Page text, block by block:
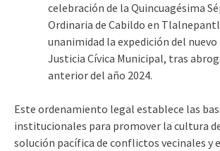
celebración de la Quincuagésima
Ordinaria de Cabildo en
unanimidad la expedición del
Justicia Cívica Municipal, tras
anterior del año 2024.
Este ordenamiento legal establece las
institucionales para promover la cultura
solución pacífica de conflictos vecinales y